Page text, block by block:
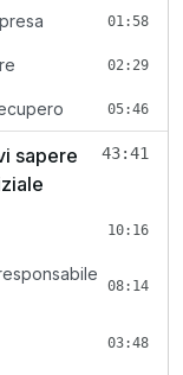
01:58
02:29
05:46
sapere
43:41
10:16
08:14
03:48